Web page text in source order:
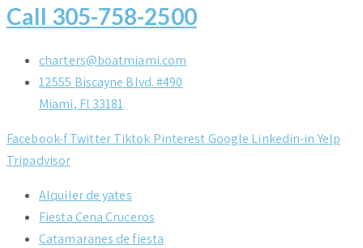
Call 305-758-2500
charters@boatmiami.com
12555 Biscayne Blvd. #490
Miami, Fl 33181
Facebook-fTwitterTiktok PinterestGoogle Linkedin-in Yelp
Tripadvisor
Alquiler de yates
Fiesta Cena Cruceros
Catamaranes de fiesta